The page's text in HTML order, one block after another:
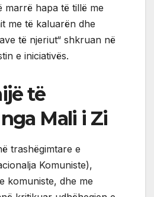
marrë hapa të tillë me
me të kaluarën dhe
të njeriut“ shkruan në
e iniciativës.
të
Mali i Zi
trashëgimtare e
Komuniste),
komuniste, dhe me